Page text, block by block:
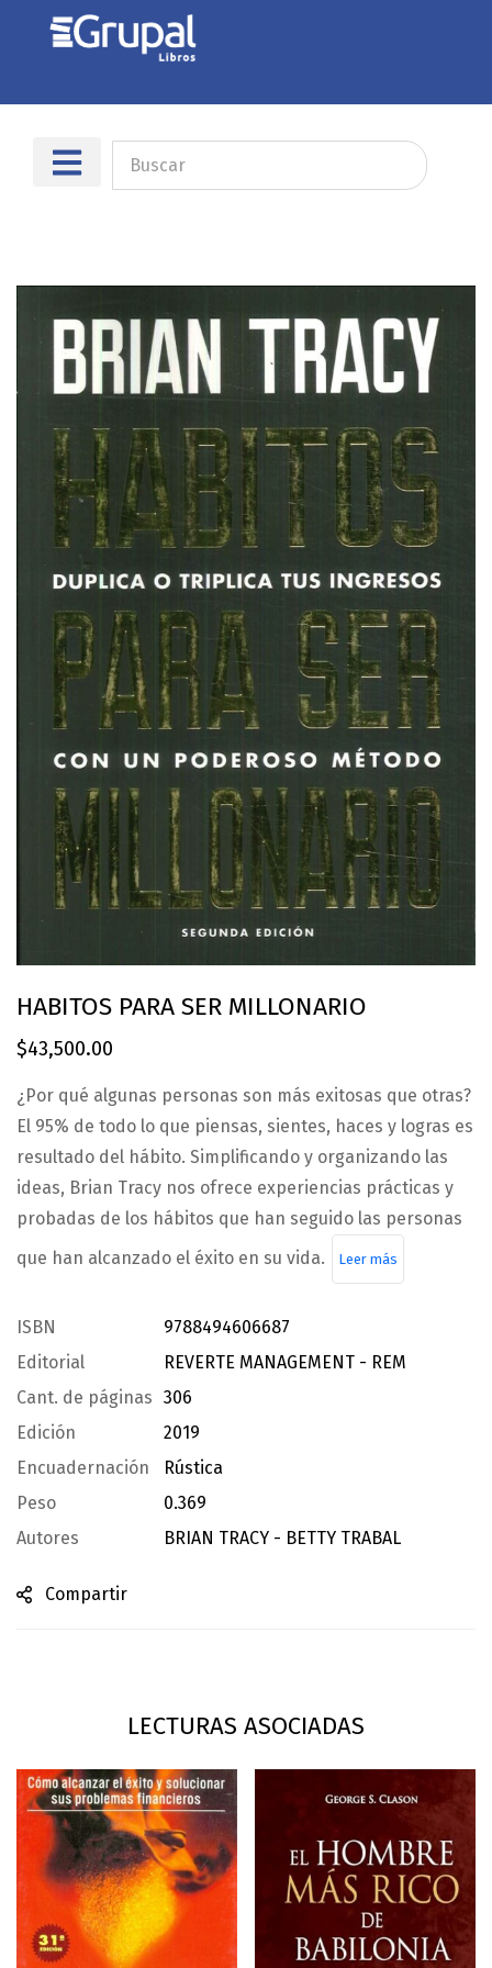
HABITOS PARA SER MILLONARIO
$43,500.00
¿Por qué algunas personas son más exitosas que otras?
El 95% de todo lo que piensas, sientes, haces y logras es
resultado del hábito. Simplificando y organizando las
ideas, Brian Tracy nos ofrece experiencias prácticas y
probadas de los hábitos que han seguido las personas
que han alcanzado el éxito en su vida.
Leer más
ISBN
9788494606687
Editorial
REVERTE MANAGEMENT - REM
Cant. de páginas 306
Edición
2019
Encuadernación
Rústica
Peso
0.369
Autores
BRIAN TRACY - BETTY TRABAL
Compartir
LECTURAS ASOCIADAS